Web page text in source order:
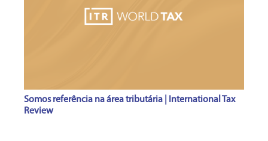
Somos referência na área tributária | International Tax
Review